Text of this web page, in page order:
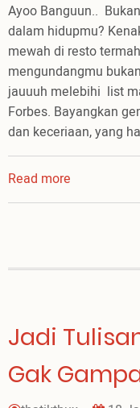
Ayoo Banguun..
dalam hidupmu?
mewah di resto
mengundangmu
jauuuh melebihi list
Forbes. Bayangkan
dan keceriaan, yang
Read more
Hari
Jadi
Gak